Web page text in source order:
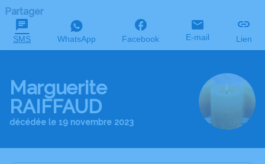
Partager
SMS WhatsApp Facebook E-mail Lien
Marguerite
RAIFFAUD
décédée le 19 novembre 2023